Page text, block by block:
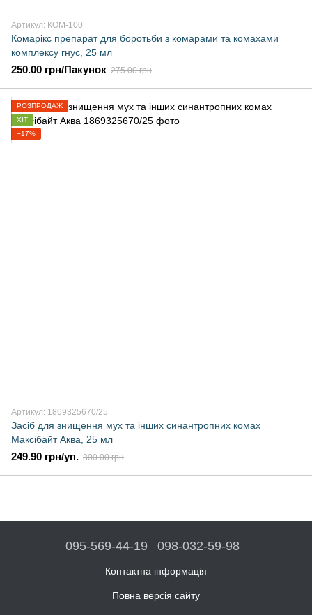
Артикул: КОМ-100
Комарікс препарат для боротьби з комарами та комахами
комплексу гнус, 25 мл
250.00 грн/Пакунок 275.00 грн
РОЗПРОДАЖ
ХІТ
−17%
Артикул: 1869325670/25
Засіб для знищення мух та інших синантропних комах
Максібайт Аква, 25 мл
249.90 грн/уп. 300.00 грн
095-569-44-19 098-032-59-98
Контактна інформація
Повна версія сайту